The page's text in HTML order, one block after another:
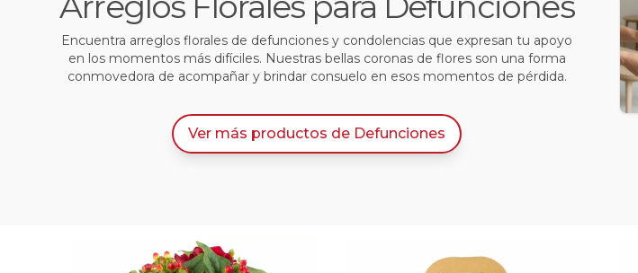
Encuentra arreglos florales de defunciones y condolencias que expresan tu apoyo
en los momentos más difíciles. Nuestras bellas coronas de flores son una forma
conmovedora de acompañar y brindar consuelo en esos momentos de pérdida.
Ver más productos de Defunciones